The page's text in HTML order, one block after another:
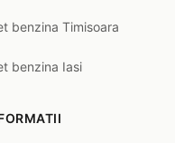
benzina Timisoara
benzina Iasi